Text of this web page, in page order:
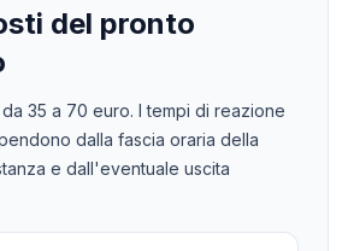
del pronto
35 a 70 euro. I tempi di reazione
dalla fascia oraria della
e dall'eventuale uscita